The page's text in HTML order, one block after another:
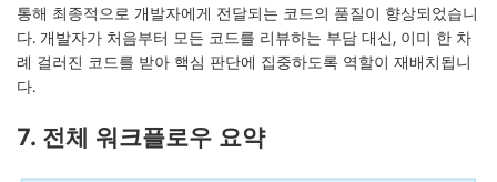
통해 최종적으로 개발자에게 전달되는 코드의 품질이 향상되었습니
다. 개발자가 처음부터 모든 코드를 리뷰하는 부담 대신, 이미 한 차
례 걸러진 코드를 받아 핵심 판단에 집중하도록 역할이 재배치됩니
다.
7. 전체 워크플로우 요약